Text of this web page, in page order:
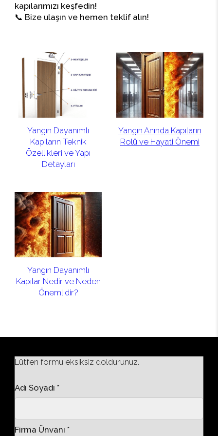
kapılarımızı keşfedin!
📞 Bize ulaşın ve hemen teklif alın!
Yangın Dayanımlı
Kapıların Teknik
Özellikleri ve Yapı
Detayları
Yangın Anında Kapıların
Rolü ve Hayati Önemi
Yangın Dayanımlı
Kapılar Nedir ve Neden
Önemlidir?
Lütfen formu eksiksiz doldurunuz.
Adı Soyadı *
Firma Ünvanı *